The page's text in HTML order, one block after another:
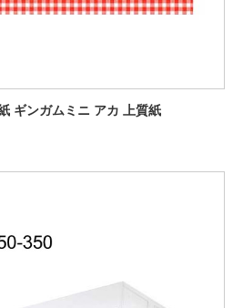
ギンガムミニ アカ 上質紙